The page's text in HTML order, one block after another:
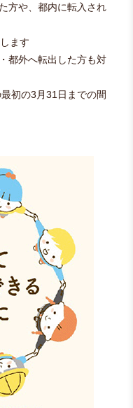
方や、都内に転入され
ます
都外へ転出した方も対
初の3月31日までの間